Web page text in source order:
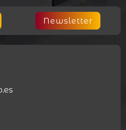
Newsletter